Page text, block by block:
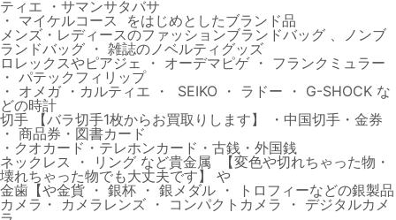
ティエ ・サマンサタバサ
・ マイケルコース をはじめとしたブランド品
メンズ・レディースのファッションブランドバッグ 、ノンブ
ランドバッグ ・ 雑誌のノベルティグッズ
ロレックスやピアジェ ・ オーデマピゲ ・ フランクミュラー
・ パテックフィリップ
・ オメガ ・カルティエ ・ SEIKO ・ ラドー ・ G-SHOCK な
どの時計
切手 【バラ切手1枚からお買取りします】 ・中国切手・金券
・ 商品券・図書カード
・クオカード・テレホンカード・古銭・外国銭
ネックレス ・ リング など貴金属 【変色や切れちゃった物・
壊れちゃった物でも大丈夫です】 や
金歯【や金貨 ・ 銀杯 ・ 銀メダル ・ トロフィーなどの銀製品
カメラ・ カメラレンズ ・ コンパクトカメラ ・ デジタルカメ